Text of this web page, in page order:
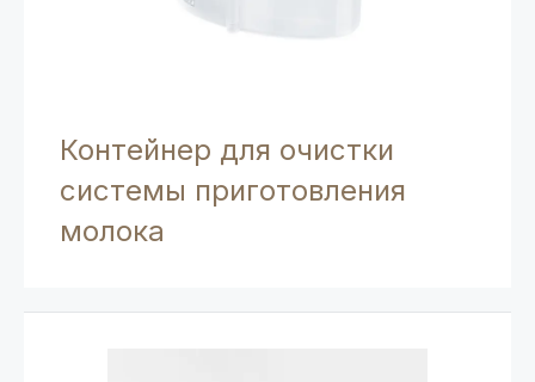
Контейнер для очистки
системы приготовления
молока